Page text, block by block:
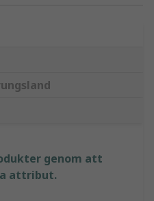
genom att
attribut.